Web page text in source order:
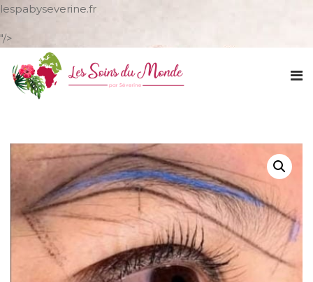
lespabyseverine.fr
"/>